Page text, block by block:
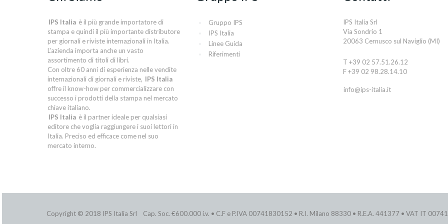
IPS Italia è il più grande importatore di
stampa e quindi il più importante distributore
per giornali e riviste internazionali in Italia.
L'azienda importa anche un vasto
assortimento di titoli di libri.
Con oltre 60 anni di esperienza nelle vendite
internazionali di giornali e riviste, IPS Italia
offre il know-how per commercializzare con
successo i prodotti della stampa nel mercato
chiave italiano.
IPS Italia è il partner ideale per qualsiasi
editore che voglia raggiungere i suoi lettori in
Italia. Preciso ed efficace come nel suo
mercato interno.
Gruppo IPS
IPS Italia
Linee Guida
Riferimenti
IPS Italia Srl
Via Sondrio 1
20063 Cernusco sul Naviglio (MI)
T +39 02 57.51.26.12
F +39 02 98.28.14.10
info@ips-italia.it
Copyright © 2018 IPS Italia Srl Cap. Soc. €600.000 i.v. • C.F e P.IVA 00741830152 • R.I. Milano 88330 • R.E.A. 441377 • VAT IT